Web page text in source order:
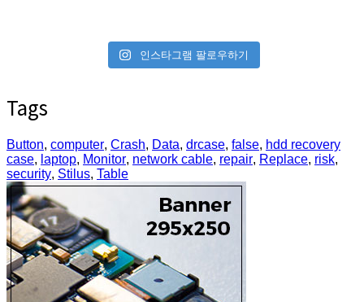
인스타그램 팔로우하기
Tags
Button, computer, Crash, Data, drcase, false, hdd recovery
case, laptop, Monitor, network cable, repair, Replace, risk,
security, Stilus, Table